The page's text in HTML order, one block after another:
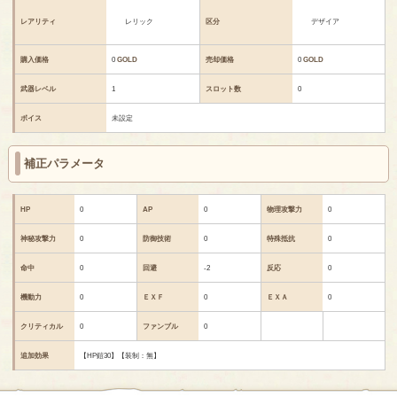
レアリティ レリック 区分 デザイア
購入価格 0GOLD 売却価格 0GOLD
武器レベル 1 スロット数 0
ボイス 未設定
補正パラメータ
HP 0 AP 0 物理攻撃力 0
神秘攻撃力 0 防御技術 0 特殊抵抗 0
命中 0 回避 -2 反応 0
機動力 0 ＥＸＦ 0 ＥＸＡ 0
クリティカル 0 ファンブル 0
追加効果 【HP鎧30】【装制：無】